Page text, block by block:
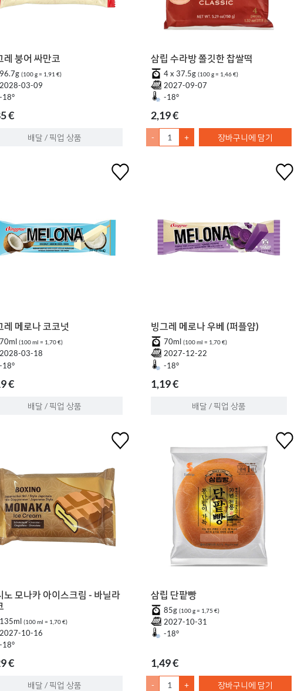
레 붕어 싸만코
96.7g (100 g = 1,91 €)
2028-03-09
-18°
€
배달 / 픽업 상품
삼립 수라방 쫄깃한 찹쌀떡
4 x 37.5g (100 g = 1,46 €)
2027-09-07
-18°
2,19 €
- + 장바구니에 담기
레 메로나 코코넛
70ml (100 ml = 1,70 €)
2028-03-18
-18°
€
배달 / 픽업 상품
빙그레 메로나 우베 (퍼플얌)
70ml (100 ml = 1,70 €)
2027-12-22
-18°
1,19 €
배달 / 픽업 상품
노 모나카 아이스크림 - 바닐라
135ml (100 ml = 1,70 €)
2027-10-16
-18°
€
배달 / 픽업 상품
삼립 단팥빵
85g (100 g = 1,75 €)
2027-10-31
-18°
1,49 €
- + 장바구니에 담기